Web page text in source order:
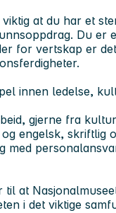
at du har et
Du er
for vertskap er
innen ledelse,
gjerne fra
engelsk, skriftlig
med
at
i det viktige